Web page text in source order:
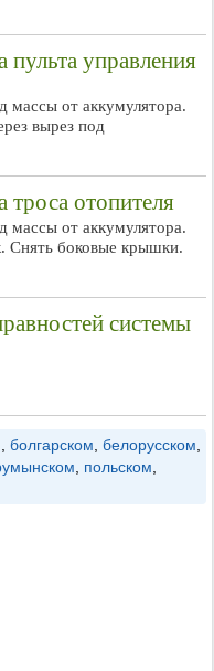
пульта управления
массы от аккумулятора.
вырез под
троса отопителя
массы от аккумулятора.
Снять боковые крышки.
системы
болгарском белорусском
польском